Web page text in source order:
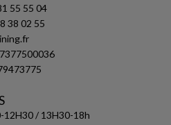
55 55 04
38 02 55
12H30 / 13H30-18h